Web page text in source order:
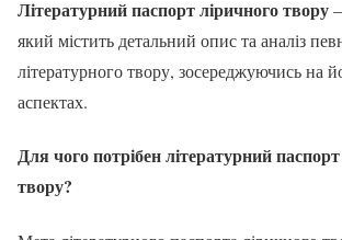
Літературний паспорт ліричного твору
який містить детальний опис та аналіз
літературного твору, зосереджуючись на
аспектах.
Для чого потрібенлітературний
твору?